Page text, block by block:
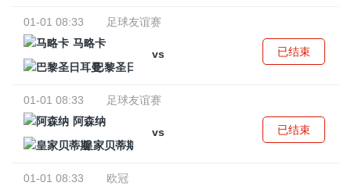
01-01 08:33
足球友谊赛
马略卡
vs
巴黎圣日耳曼
已结束
01-01 08:33
足球友谊赛
阿森纳
vs
皇家贝蒂斯
已结束
01-01 08:33
欧冠